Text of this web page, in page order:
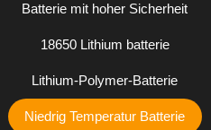
Batterie mit hoher Sicherheit
18650 Lithium batterie
Lithium-Polymer-Batterie
Niedrig Temperatur Batterie